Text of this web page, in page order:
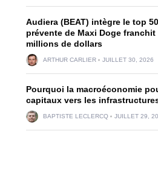
Audiera (BEAT) intègre le top
prévente de Maxi Doge franchit
millions de dollars
ARTHUR CARLIER JUILLET 30, 2026
Pourquoi la macroéconomie
capitaux vers les
BAPTISTE LECLERCQ JUILLET 29,